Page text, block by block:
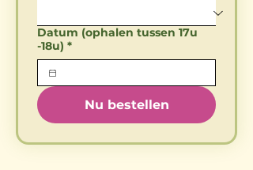
Datum (ophalen tussen 17u
-18u) *
Nu bestellen